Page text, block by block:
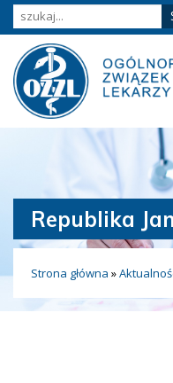
Republika
Strona główna »